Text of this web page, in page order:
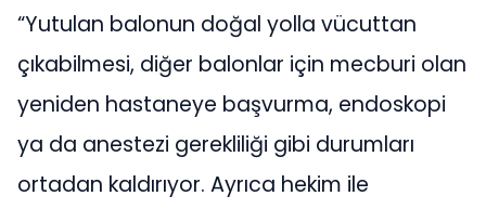
“Yutulan balonun doğal yolla vücuttan
çıkabilmesi, diğer balonlar için mecburi olan
yeniden hastaneye başvurma, endoskopi
ya da anestezi gerekliliği gibi durumları
ortadan kaldırıyor. Ayrıca hekim ile